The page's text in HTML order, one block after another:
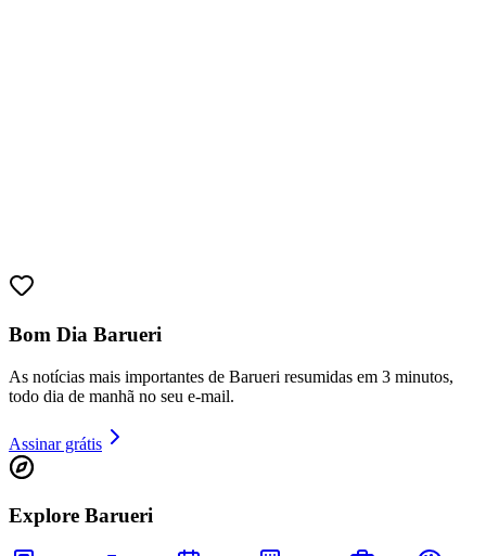
Vitória
Bom Dia Barueri
As notícias mais importantes de Barueri resumidas em 3 minutos,
todo dia de manhã no seu e-mail.
Assinar grátis
Explore Barueri